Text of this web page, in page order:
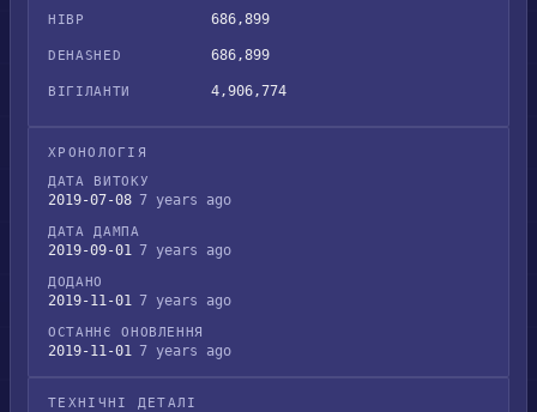
HIBP
686,899
DEHASHED 686,899
ВІГІЛАНТИ 4,906,774
ХРОНОЛОГІЯ
ДАТА ВИТОКУ
2019-07-08 7 years ago
ДАТА ДАМПА
2019-09-01 7 years ago
ДОДАНО
2019-11-01 7 years ago
ОСТАННЄ ОНОВЛЕННЯ
2019-11-01 7 years ago
ТЕХНІЧНІ ДЕТАЛІ